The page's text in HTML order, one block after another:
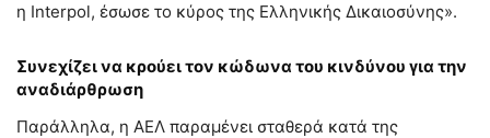
η Interpol, έσωσε το κύρος της Ελληνικής Δικαιοσύνης».
Συνεχίζει να κρούει τον κώδωνα του κινδύνου για την
αναδιάρθρωση
Παράλληλα, η ΑΕΛ παραμένει σταθερά κατά της